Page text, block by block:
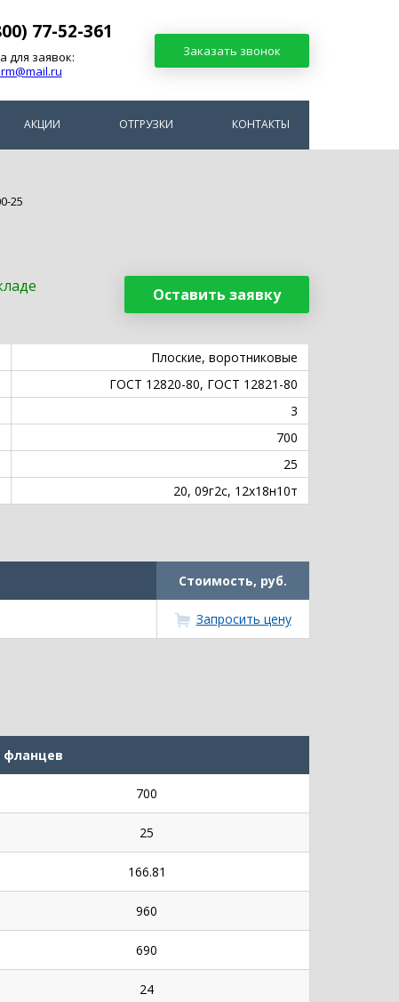
77-52-361
для заявок:
Заказать звонок
АКЦИИ ОТГРУЗКИ КОНТАКТЫ
25
Оставить заявку
Плоские, воротниковые
ГОСТ 12820-80, ГОСТ 12821-80
3
700
25
20, 09г2с, 12х18н10т
Стоимость, руб.
Запросить цену
фланцев
700
25
166.81
960
690
24